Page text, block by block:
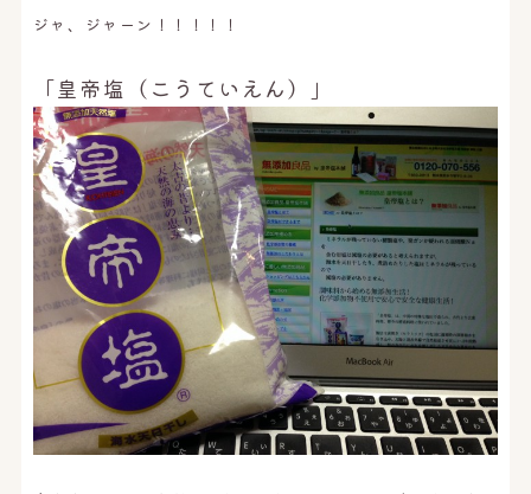
ジャ、ジャーン！！！！！
「皇帝塩（こうていえん）」